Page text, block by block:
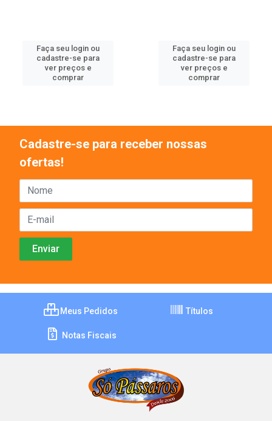
Faça seu login ou
cadastre-se para
ver preços e
comprar
Faça seu login ou
cadastre-se para
ver preços e
comprar
Cadastre-se para receber nossas
ofertas!
Meus Pedidos Títulos
Notas Fiscais